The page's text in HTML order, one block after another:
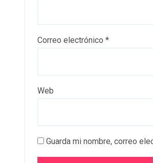
Correo electrónico *
Web
Guarda mi nombre, correo